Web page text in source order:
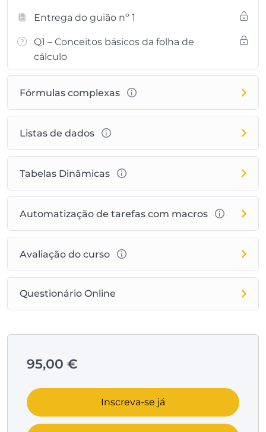
Entrega do guião nº 1
Q1 – Conceitos básicos da folha de
cálculo
Fórmulas complexas
Listas de dados
Tabelas Dinâmicas
Automatização de tarefas com macros
Avaliação do curso
Questionário Online
95,00 €
Inscreva-se já